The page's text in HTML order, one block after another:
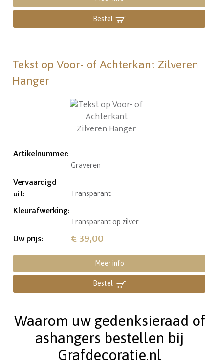
Bestel
Tekst op Voor- of Achterkant Zilveren
Hanger
Artikelnummer:
Graveren
Vervaardigd
uit: Transparant
Kleurafwerking:
Transparant op zilver
Uw prijs: € 39,00
Meer info
Bestel
Waarom uw gedenksieraad of
ashangers bestellen bij
Grafdecoratie.nl